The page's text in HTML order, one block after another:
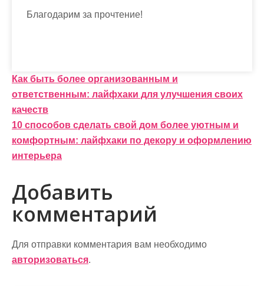
Благодарим за прочтение!
Н
а
в
и
г
а
ц
и
я
Как быть более организованным и
ответственным: лайфхаки для улучшения своих
качеств
10 способов сделать свой дом более уютным и
комфортным: лайфхаки по декору и оформлению
интерьера
Добавить
комментарий
Для отправки комментария вам необходимо
авторизоваться.